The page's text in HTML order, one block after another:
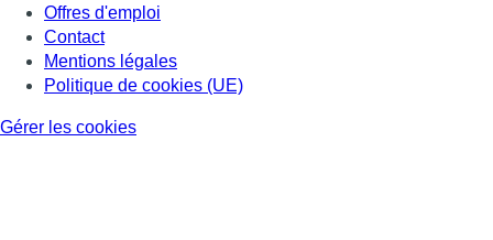
Offres d'emploi
Contact
Mentions légales
Politique de cookies (UE)
Gérer les cookies